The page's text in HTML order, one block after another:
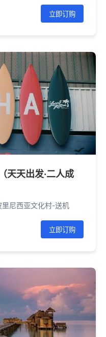
立即订购
天天出发·二人成
尼西亚文化村-送机
立即订购